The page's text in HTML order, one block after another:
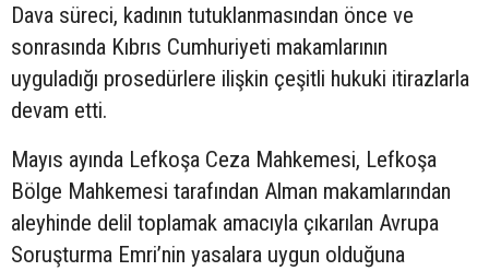
Dava süreci, kadının tutuklanmasından önce ve
sonrasında Kıbrıs Cumhuriyeti makamlarının
uyguladığı prosedürlere ilişkin çeşitli hukuki itirazlarla
devam etti.
Mayıs ayında Lefkoşa Ceza Mahkemesi, Lefkoşa
Bölge Mahkemesi tarafından Alman makamlarından
aleyhinde delil toplamak amacıyla çıkarılan Avrupa
Soruşturma Emri’nin yasalara uygun olduğuna